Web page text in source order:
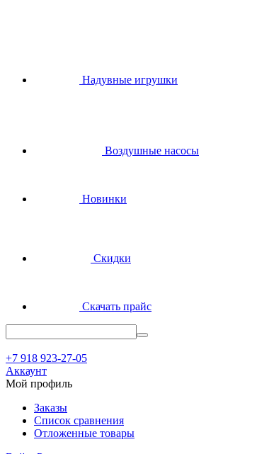
Надувные игрушки
Воздушные насосы
Новинки
Скидки
Скачать прайс
+7 918 923-27-05
Аккаунт
Мой профиль
Заказы
Список сравнения
Отложенные товары